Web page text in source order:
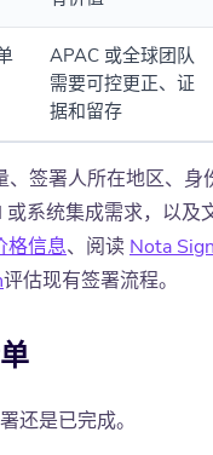
APAC 或全球团队
需要可控更正、证
据和留存
、签署人所在地区、身
系统集成需求，以及
格信息、阅读 Nota
评估现有签署流程。
还是已完成。